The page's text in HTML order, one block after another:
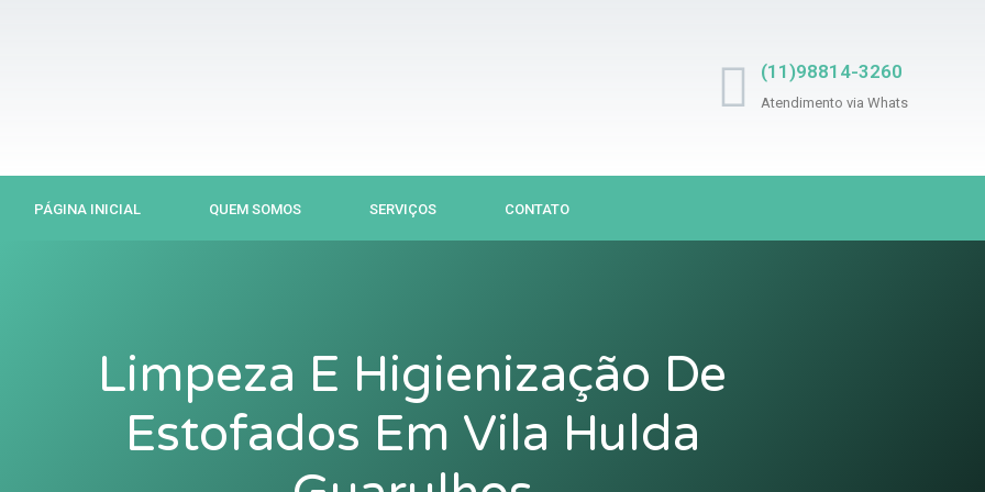
(11)98814-3260
Atendimento via Whats
PÁGINA INICIAL QUEM SOMOS SERVIÇOS CONTATO
Limpeza E Higienização De
Estofados Em Vila Hulda